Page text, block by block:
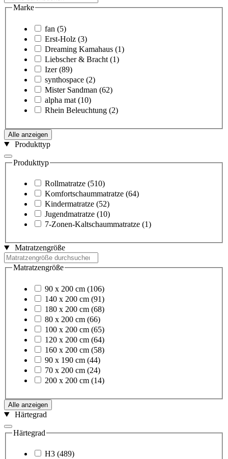
Marke
fan (5)
Erst-Holz (3)
Dreaming Kamahaus (1)
Liebscher & Bracht (1)
Izer (89)
synthospace (2)
Mister Sandman (62)
alpha mat (10)
Rhein Beleuchtung (2)
Alle anzeigen
Produkttyp
Produkttyp
Rollmatratze (510)
Komfortschaummatratze (64)
Kindermatratze (52)
Jugendmatratze (10)
7-Zonen-Kaltschaummatratze (1)
Matratzengröße
Matratzengröße
90 x 200 cm (106)
140 x 200 cm (91)
180 x 200 cm (68)
80 x 200 cm (66)
100 x 200 cm (65)
120 x 200 cm (64)
160 x 200 cm (58)
90 x 190 cm (44)
70 x 200 cm (24)
200 x 200 cm (14)
Alle anzeigen
Härtegrad
Härtegrad
H3 (489)